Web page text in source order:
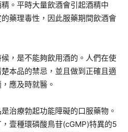
。平時大量飲酒會引起酒精中
藥理毒性，因此服藥期間飲酒會
候，是不能夠飲用酒的。人們在使
本品的禁忌，並且做到正確且適
應及時就醫。
治療勃起功能障礙的口服藥物。
壹種環磷酸鳥苷(cGMP)特異的5